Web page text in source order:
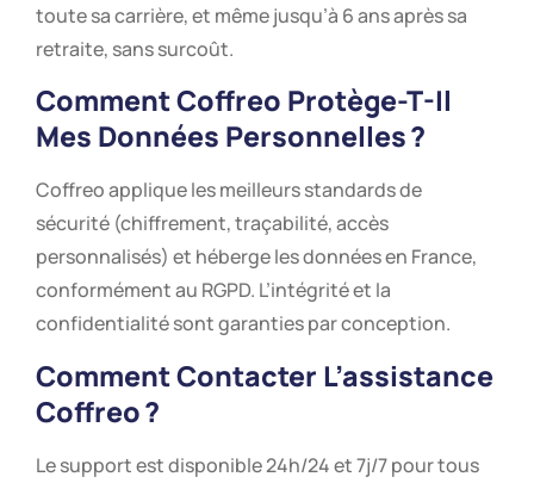
toute sa carrière, et même jusqu’à 6 ans après sa
retraite, sans surcoût.
Comment Coffreo Protège-T-Il
Mes Données Personnelles ?
Coffreo applique les meilleurs standards de
sécurité (chiffrement, traçabilité, accès
personnalisés) et héberge les données en France,
conformément au RGPD. L’intégrité et la
confidentialité sont garanties par conception.
Comment Contacter L’assistance
Coffreo ?
Le support est disponible 24h/24 et 7j/7 pour tous